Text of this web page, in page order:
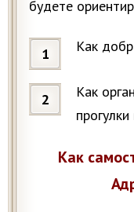
будете
Как
Как
Как